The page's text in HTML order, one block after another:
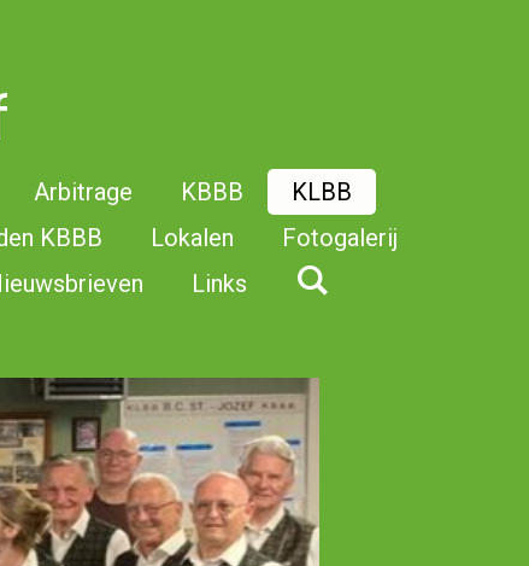
Arbitrage KBBB
KLBB
KBBB Lokalen
Fotogalerij
Links